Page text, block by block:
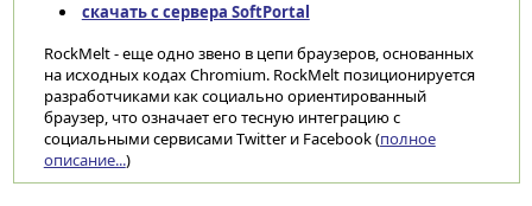
скачать с сервера SoftPortal
RockMelt - еще одно звено в цепи браузеров, основанных
на исходных кодах Chromium. RockMelt позиционируется
разработчиками как социально ориентированный
браузер, что означает его тесную интеграцию с
социальными сервисами Twitter и Facebook (полное
описание...)